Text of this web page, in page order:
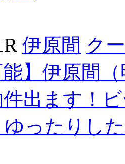
伊原間 ク
能】伊原間
出ます！
ゆったりし